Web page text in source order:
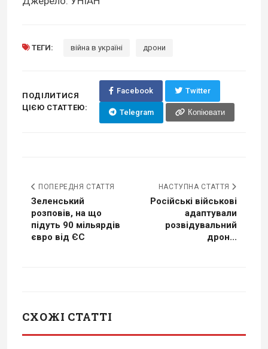
ТЕГИ: війна в україні дрони
ПОДІЛИТИСЯ
ЦІЄЮ СТАТТЕЮ:
Facebook Twitter
Telegram Копіювати
ПОПЕРЕДНЯ СТАТТЯ
Зеленський
розповів, на що
підуть 90 мільярдів
євро від ЄС
НАСТУПНА СТАТТЯ
Російські військові
адаптували
розвідувальний
дрон...
СХОЖІ СТАТТІ